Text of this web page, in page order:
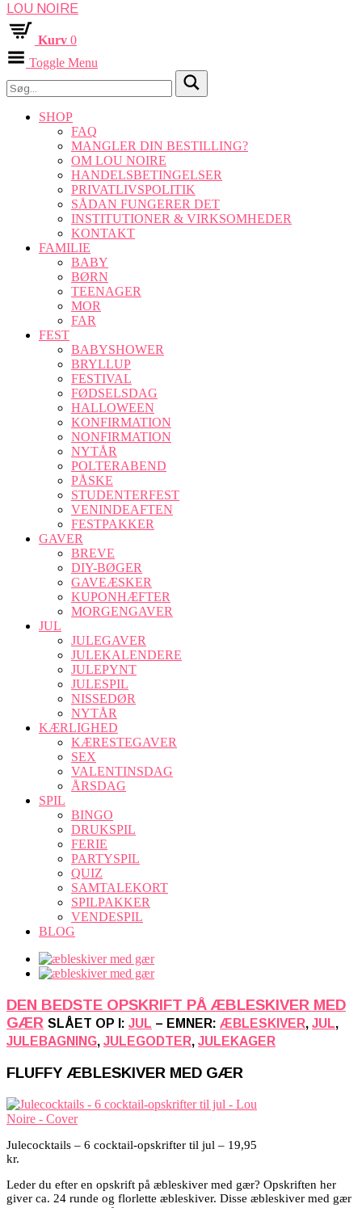
LOU NOIRE
Kurv 0
Toggle Menu
SHOP
FAQ
MANGLER DIN BESTILLING?
OM LOU NOIRE
HANDELSBETINGELSER
PRIVATLIVSPOLITIK
SÅDAN FUNGERER DET
INSTITUTIONER & VIRKSOMHEDER
KONTAKT
FAMILIE
BABY
BØRN
TEENAGER
MOR
FAR
FEST
BABYSHOWER
BRYLLUP
FESTIVAL
FØDSELSDAG
HALLOWEEN
KONFIRMATION
NONFIRMATION
NYTÅR
POLTERABEND
PÅSKE
STUDENTERFEST
VENINDEAFTEN
FESTPAKKER
GAVER
BREVE
DIY-BØGER
GAVEÆSKER
KUPONHÆFTER
MORGENGAVER
JUL
JULEGAVER
JULEKALENDERE
JULEPYNT
JULESPIL
NISSEDØR
NYTÅR
KÆRLIGHED
KÆRESTEGAVER
SEX
VALENTINSDAG
ÅRSDAG
SPIL
BINGO
DRUKSPIL
FERIE
PARTYSPIL
QUIZ
SAMTALEKORT
SPILPAKKER
VENDESPIL
BLOG
DEN BEDSTE OPSKRIFT PÅ ÆBLESKIVER MED
GÆR SLÅET OP I: JUL – EMNER: ÆBLESKIVER, JUL,
JULEBAGNING, JULEGODTER, JULEKAGER
FLUFFY ÆBLESKIVER MED GÆR
Julecocktails – 6 cocktail-opskrifter til jul – 19,95
kr.
Leder du efter en opskrift på æbleskiver med gær? Opskriften her
giver ca. 24 runde og florlette æbleskiver. Disse æbleskiver med gær